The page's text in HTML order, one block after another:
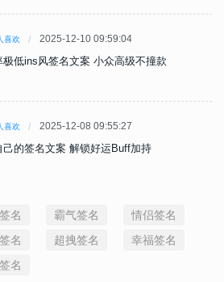
喜欢 2025-12-10 09:59:04
极低ins风签名文案 小众高级不撞款
喜欢 2025-12-08 09:55:27
己的签名文案 解锁好运Buff加持
名 霸气签名
情侣签名
名 超拽签名
幸福签名
名